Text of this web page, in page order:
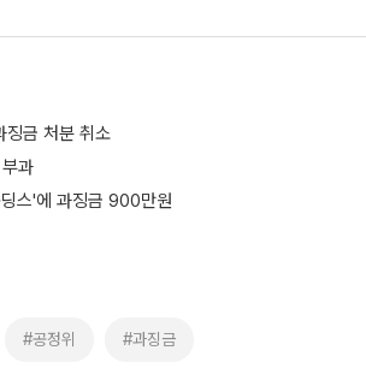
징금 처분 취소
과
스'에 과징금 900만원
#공정위 #과징금